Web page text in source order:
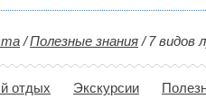
/Полезные знания / 7 видов
отдых Экскурсии